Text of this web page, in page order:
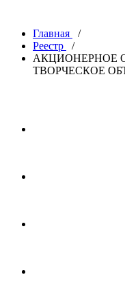
Главная
/
Реестр
/
АКЦИОНЕРНОЕ
ТВОРЧЕСКОЕ